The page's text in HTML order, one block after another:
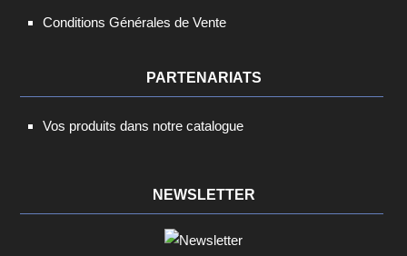
Conditions Générales de Vente
PARTENARIATS
Vos produits dans notre catalogue
NEWSLETTER